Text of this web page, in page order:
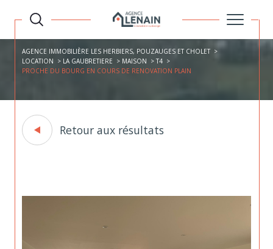
AGENCE IMMOBILIÈRE LES HERBIERS, POUZAUGES ET CHOLET
LOCATION
LA GAUBRETIERE MAISON
T4
PROCHE DU BOURG EN COURS DE RENOVATION PLAIN
Retour aux résultats